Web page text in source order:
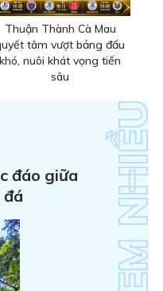
Thuận Thành Cà Mau
tâm vượt bảng đấu
khó, nuôi khát vọng tiến
sâu
đáo giữa
đá